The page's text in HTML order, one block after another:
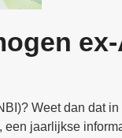
Weet dan dat
een jaarlijkse